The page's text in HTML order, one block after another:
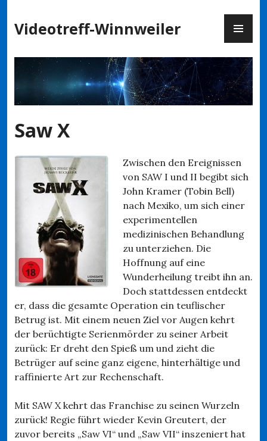
Inhalt
springen
Videotreff-Winnweiler
Saw X
Zwischen den Ereignissen
von SAW I und II begibt sich
John Kramer (Tobin Bell)
nach Mexiko, um sich einer
experimentellen
medizinischen Behandlung
zu unterziehen. Die
Hoffnung auf eine
Wunderheilung treibt ihn an.
Doch stattdessen entdeckt
er, dass die gesamte Operation ein teuflischer
Betrug ist. Mit einem neuen Ziel vor Augen kehrt
der berüchtigte Serienmörder zu seiner Arbeit
zurück: Er dreht den Spieß um und zieht die
Betrüger auf seine ganz eigene, hinterhältige und
raffinierte Art zur Rechenschaft.
Mit SAW X kehrt das Franchise zu seinen Wurzeln
zurück! Regie führt wieder Kevin Greutert, der
zuvor bereits „Saw VI“ und „Saw VII“ inszeniert hat